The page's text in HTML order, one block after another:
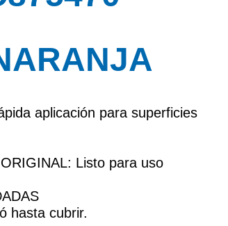
aplicación para superficies
Listo para uso
hasta cubrir.